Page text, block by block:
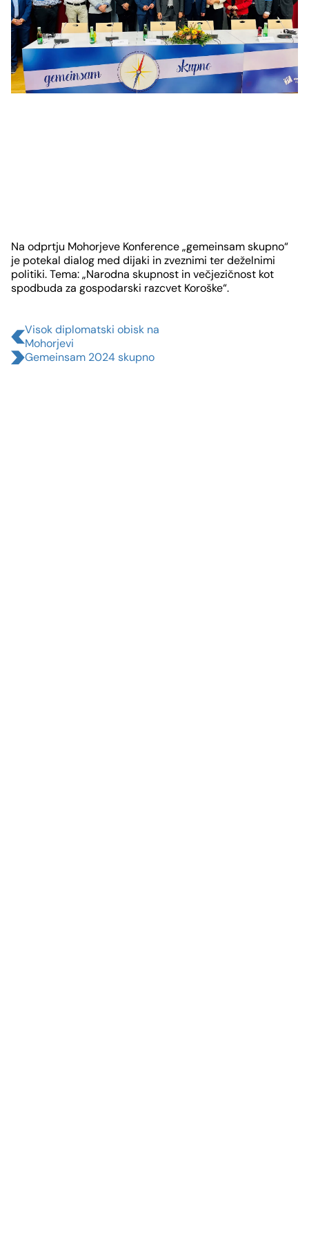
1
von
13
Na odprtju Mohorjeve Konference „gemeinsam skupno“
je potekal dialog med dijaki in zveznimi ter deželnimi
politiki. Tema: „Narodna skupnost in večjezičnost kot
spodbuda za gospodarski razcvet Koroške“.
Visok diplomatski obisk na
Mohorjevi
Gemeinsam 2024 skupno